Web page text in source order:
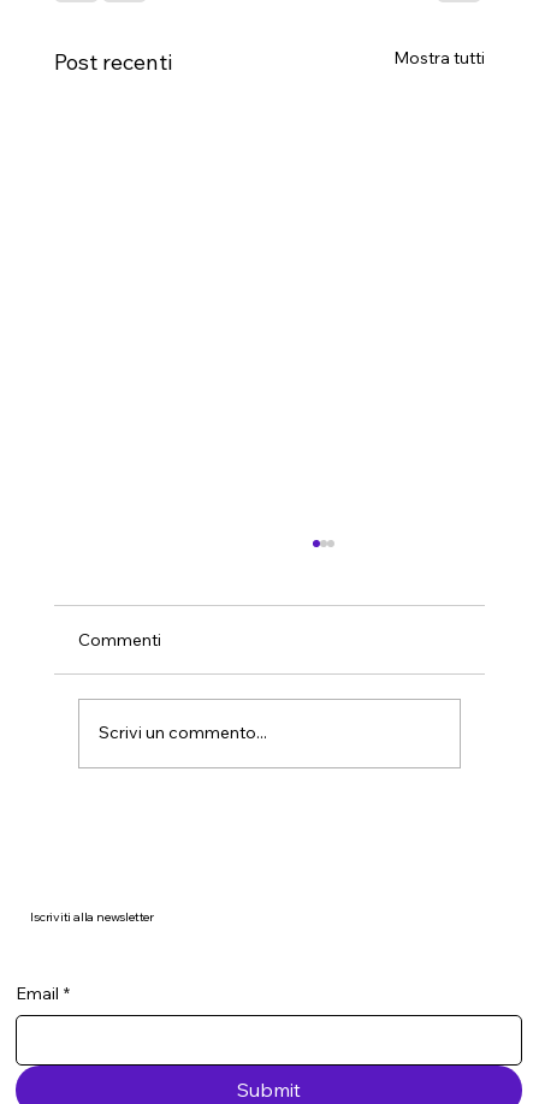
Post recenti Mostra tutti
Commenti
Scrivi un commento...
Iscriviti alla newsletter
Email *
Submit